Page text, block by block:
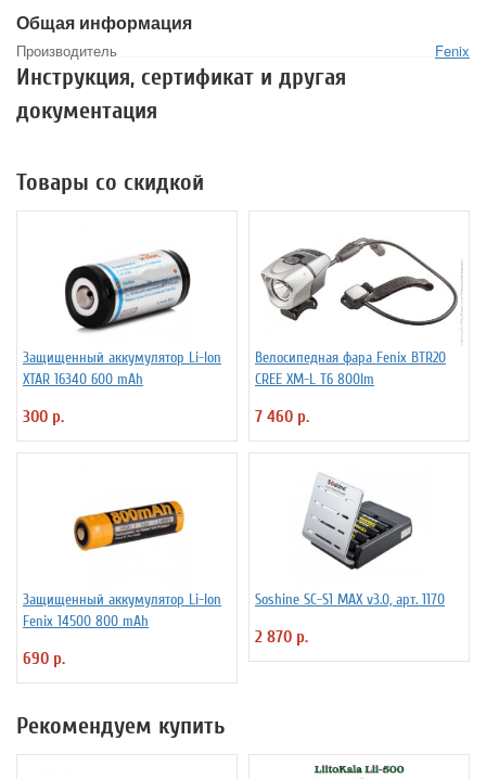
Общая информация
Производитель Fenix
Инструкция, сертификат и другая
документация
Товары со скидкой
Защищенный аккумулятор Li-Ion
XTAR 16340 600 mAh
300 р.
Велосипедная фара Fenix BTR20
CREE XM-L T6 800lm
7 460 р.
Защищенный аккумулятор Li-Ion
Fenix 14500 800 mAh
690 р.
Soshine SC-S1 MAX v3.0, арт. 1170
2 870 р.
Рекомендуем купить